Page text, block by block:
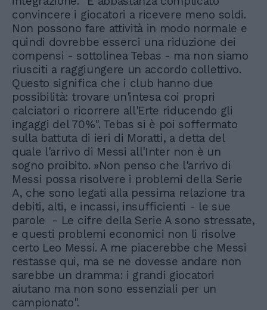
convincere i giocatori a ricevere meno soldi.
Non possono fare attività in modo normale e
quindi dovrebbe esserci una riduzione dei
compensi - sottolinea Tebas - ma non siamo
riusciti a raggiungere un accordo collettivo.
Questo significa che i club hanno due
possibilità: trovare un'intesa coi propri
calciatori o ricorrere all'Erte riducendo gli
ingaggi del 70%". Tebas si è poi soffermato
sulla battuta di ieri di Moratti, a detta del
quale l'arrivo di Messi all'Inter non è un
sogno proibito. »Non penso che l'arrivo di
Messi possa risolvere i problemi della Serie
A, che sono legati alla pessima relazione tra
debiti, alti, e incassi, insufficienti - le sue
parole - Le cifre della Serie A sono stressate,
e questi problemi economici non li risolve
certo Leo Messi. A me piacerebbe che Messi
restasse qui, ma se ne dovesse andare non
sarebbe un dramma: i grandi giocatori
aiutano ma non sono essenziali per un
campionato".